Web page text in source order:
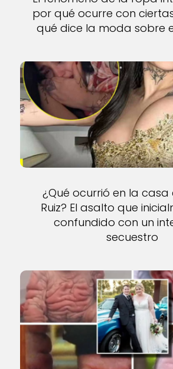
por qué ocurre con
qué dice la moda sobre
¿Qué ocurrió en la casa
Ruiz? El asalto que
confundido con un
secuestro